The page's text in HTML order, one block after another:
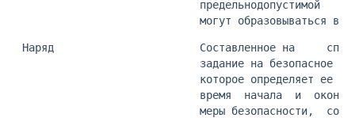
предельнодопустимой
могут образовываться
Наряд                       Составленное на
задание на безопасное
которое определяет ее
время  начала  и
меры безопасности,